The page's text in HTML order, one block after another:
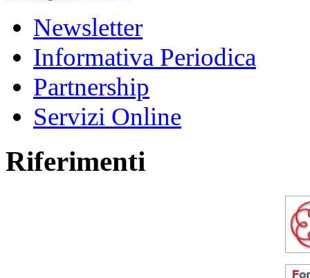
Newsletter
Informativa Periodica
Partnership
Servizi Online
Riferimenti